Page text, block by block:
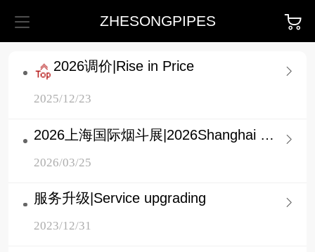
ZHESONGPIPES
2026调价|Rise in Price
2025/12/23
2026上海国际烟斗展|2026Shanghai international pipeshow
2026/03/25
服务升级|Service upgrading
2023/12/31